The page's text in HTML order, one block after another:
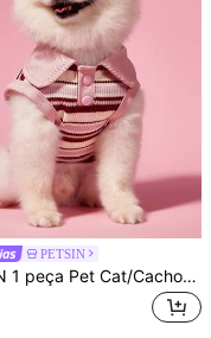
PETSIN
PETSIN 1 peça Pet Cat/Cachorro Universal Rosa Elástico Listrado Casual Confortável Camisa Polo para Pet